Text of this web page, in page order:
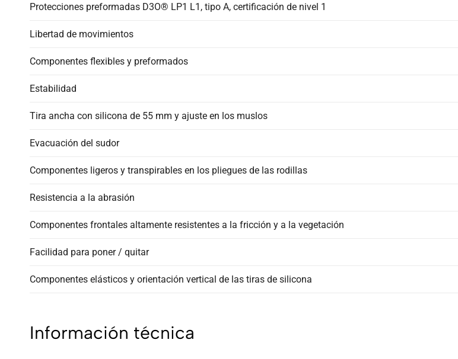
Protecciones preformadas D3O® LP1 L1, tipo A, certificación de nivel 1
Libertad de movimientos
Componentes flexibles y preformados
Estabilidad
Tira ancha con silicona de 55 mm y ajuste en los muslos
Evacuación del sudor
Componentes ligeros y transpirables en los pliegues de las rodillas
Resistencia a la abrasión
Componentes frontales altamente resistentes a la fricción y a la vegetación
Facilidad para poner / quitar
Componentes elásticos y orientación vertical de las tiras de silicona
Información técnica